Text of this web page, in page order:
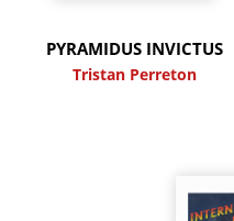
PYRAMIDUS INVICTUS
Tristan Perreton